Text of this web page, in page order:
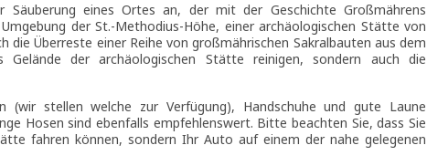
Säuberung eines Ortes an, der mit der Geschichte Großmährens
der St.-Methodius-Höhe, einer archäologischen Stätte von
die Überreste einer Reihe von großmährischen Sakralbauten aus dem
der archäologischen Stätte reinigen, sondern auch die
(wir stellen welche zur Verfügung), Handschuhe und gute Laune
Hosen sind ebenfalls empfehlenswert. Bitte beachten Sie, dass Sie
fahren können, sondern Ihr Auto auf einem der nahe gelegenen